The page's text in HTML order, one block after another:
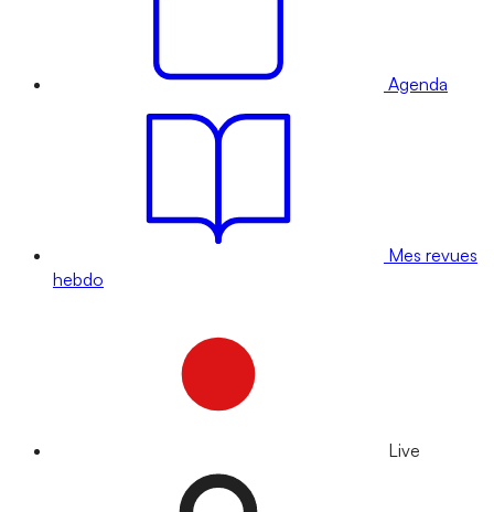
Agenda
Mes revues
hebdo
Live